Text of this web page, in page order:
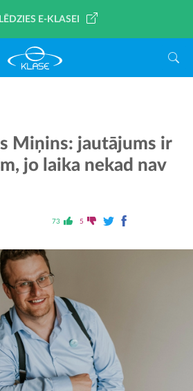
E-KLASEI
Miņins: jautājums ir
jo laika nekad nav
73 5